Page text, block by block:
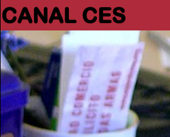
CANAL CES